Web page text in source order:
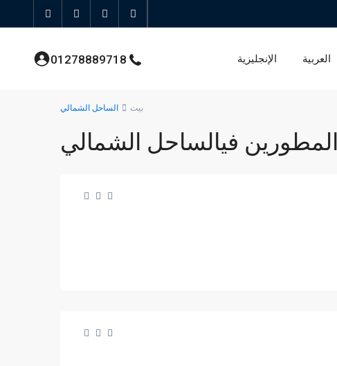
العربية الإنجليزية 01278889718
بيت الساحل الشمالي
المطورين فيالساحل الشمالي